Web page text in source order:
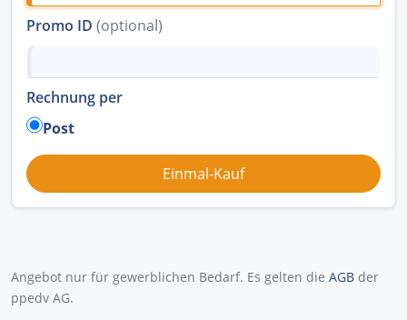
Promo ID (optional)
Rechnung per
Post
Angebot nur für gewerblichen Bedarf. Es gelten die AGB der
ppedv AG.